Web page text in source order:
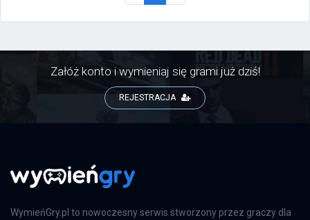
Załóż konto i wymieniaj się grami już dziś!
REJESTRACJA
WymieńGry.pl to nowoczesny serwis stworzony przez graczy dla